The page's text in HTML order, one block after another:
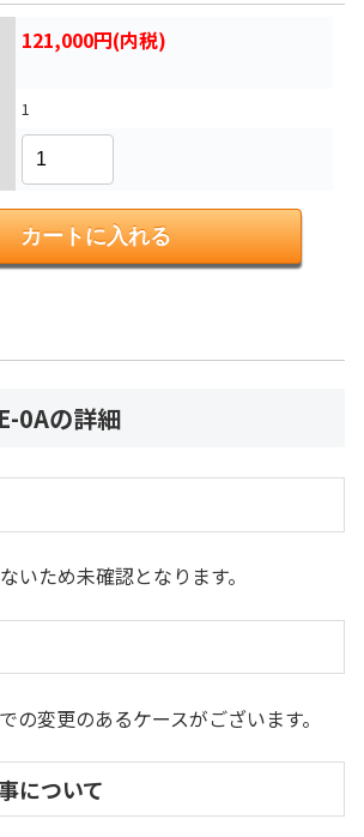
121,000円(内税)
1
0Aの詳細
いため未確認となります。
の変更のあるケースがございます。
について